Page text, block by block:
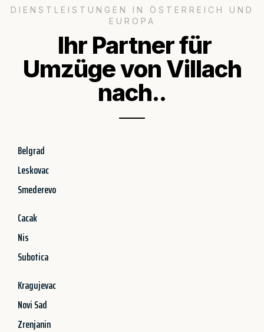
DIENSTLEISTUNGEN IN ÖSTERREICH UND
EUROPA
Ihr Partner für
Umzüge von Villach
nach..
Belgrad
Leskovac
Smederevo
Cacak
Nis
Subotica
Kragujevac
Novi Sad
Zrenjanin